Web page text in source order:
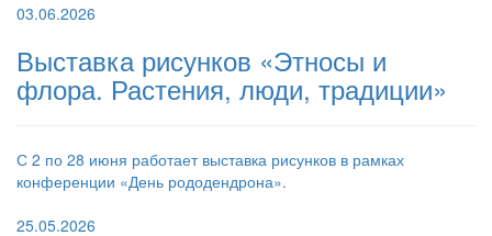
03.06.2026
Выставка рисунков «Этносы и
флора. Растения, люди, традиции»
С 2 по 28 июня работает выставка рисунков в рамках
конференции «День рододендрона».
25.05.2026